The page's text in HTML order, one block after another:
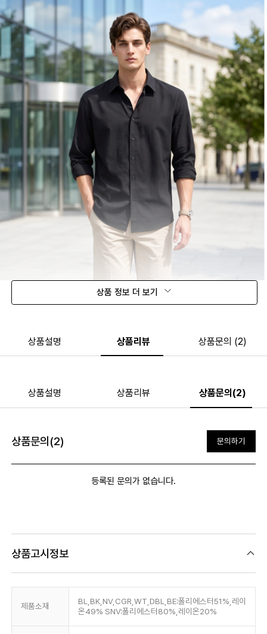
상품 정보 더 보기
상품설명 상품리뷰 상품문의 (2)
상품설명 상품리뷰 상품문의(2)
상품문의(2) 문의하기
등록된 문의가 없습니다.
상품고시정보
제품소재
BL,BK,NV,CGR,WT,DBL,BE:폴리에스터51%,레이
온49% SNV:폴리에스터80%,레이온20%